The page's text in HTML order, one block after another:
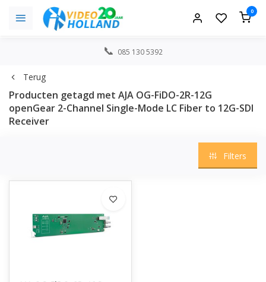
0
085 130 5392
Terug
Producten getagd met AJA OG-FiDO-2R-12G
openGear 2-Channel Single-Mode LC Fiber to 12G-SDI
Receiver
Filters